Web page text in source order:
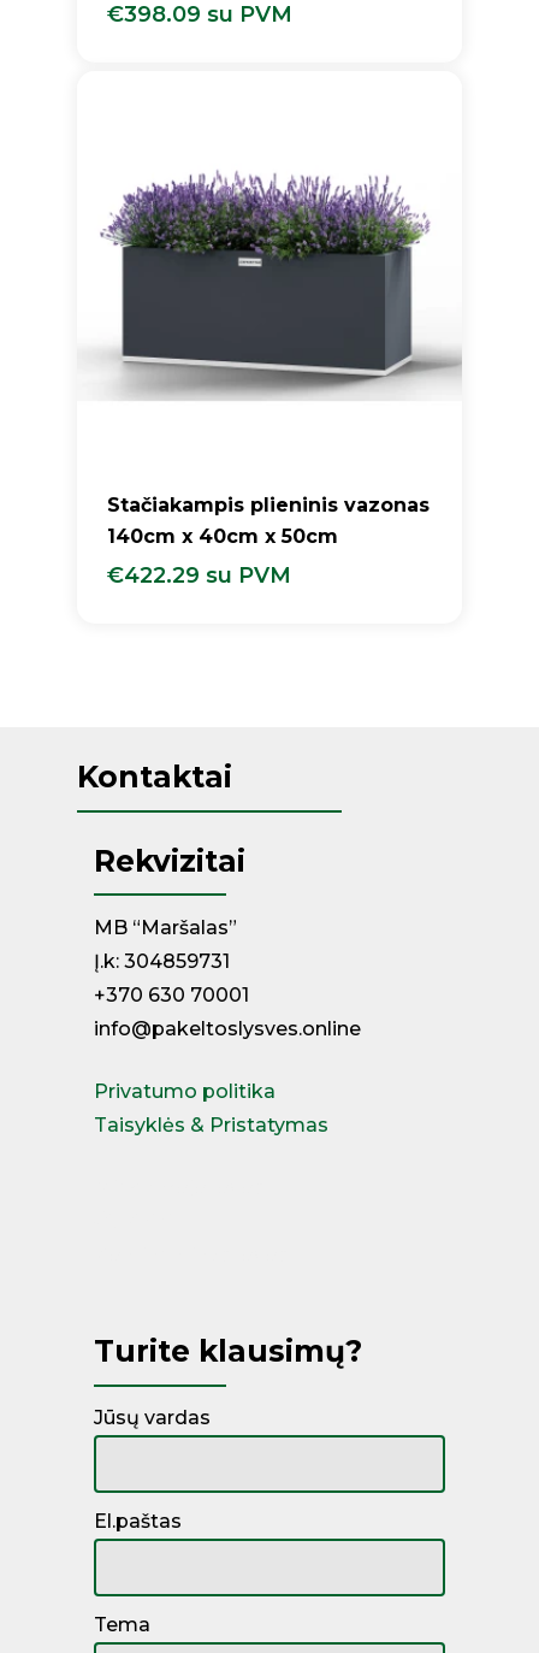
€398.09 su PVM
Stačiakampis plieninis vazonas
140cm x 40cm x 50cm
€422.29 su PVM
Kontaktai
Rekvizitai
MB “Maršalas”
Į.k: 304859731
+370 630 70001
info@pakeltoslysves.online
Privatumo politika
Taisyklės & Pristatymas
Turite klausimų?
Jūsų vardas
El.paštas
Tema